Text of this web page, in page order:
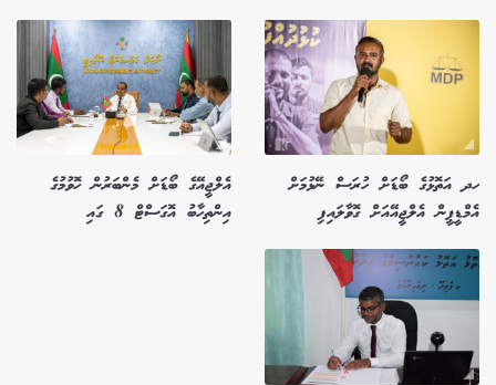
ހދ އަތޮޅުގެ ބޯޑަށް ހުރަސް ނޭޅުމަށް
އެމްޑީޕީން އެލްޖީއޭއަށް ގޮވާލައިފި
އެލްޖީއޭގެ ބޯޑަށް މެންބަރުން ހޮވުމުގެ
އިންތިހާބު އޮގަސްޓް 8 ގައި